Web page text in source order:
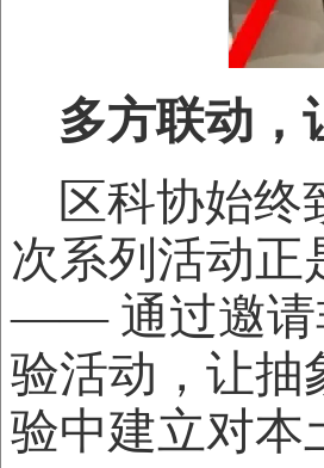
多方联动，
区科协始终
次系列活动正
—— 通过邀请
验活动，让抽
验中建立对本